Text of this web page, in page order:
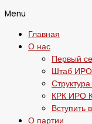
Menu
Главная
О нас
Первый
Штаб
КРК ИРО
О партии